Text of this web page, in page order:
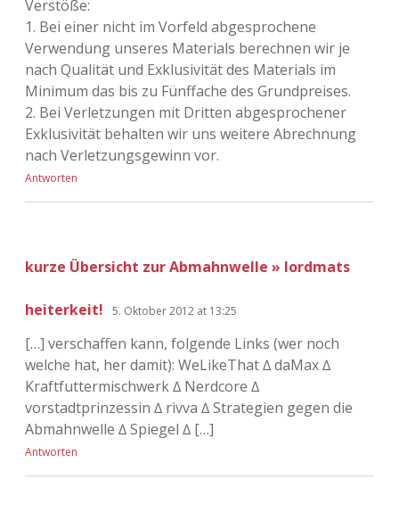
Verstöße:
1. Bei einer nicht im Vorfeld abgesprochene
Verwendung unseres Materials berechnen wir je
nach Qualität und Exklusivität des Materials im
Minimum das bis zu Fünffache des Grundpreises.
2. Bei Verletzungen mit Dritten abgesprochener
Exklusivität behalten wir uns weitere Abrechnung
nach Verletzungsgewinn vor.
Antworten
kurze Übersicht zur Abmahnwelle » lordmats
heiterkeit! 5. Oktober 2012 at 13:25
[…] verschaffen kann, folgende Links (wer noch
welche hat, her damit): WeLikeThat ∆ daMax ∆
Kraftfuttermischwerk ∆ Nerdcore ∆
vorstadtprinzessin ∆ rivva ∆ Strategien gegen die
Abmahnwelle ∆ Spiegel ∆ […]
Antworten